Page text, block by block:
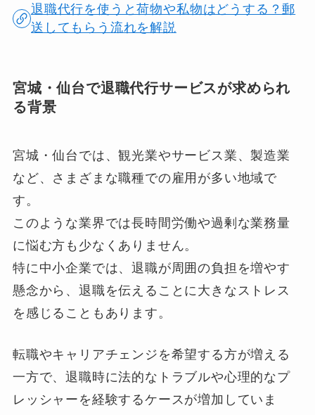
退職代行を使うと荷物や私物はどうする？郵
送してもらう流れを解説
宮城・仙台で退職代行サービスが求められ
る背景
宮城・仙台では、観光業やサービス業、製造業
など、さまざまな職種での雇用が多い地域で
す。
このような業界では長時間労働や過剰な業務量
に悩む方も少なくありません。
特に中小企業では、退職が周囲の負担を増やす
懸念から、退職を伝えることに大きなストレス
を感じることもあります。
転職やキャリアチェンジを希望する方が増える
一方で、退職時に法的なトラブルや心理的なプ
レッシャーを経験するケースが増加していま